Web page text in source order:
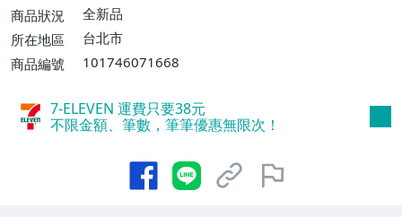
商品狀況
全新品
所在地區
台北市
商品編號
101746071668
7-ELEVEN 運費只要38元
不限金額、筆數，筆筆優惠無限次！